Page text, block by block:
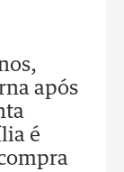
após
é